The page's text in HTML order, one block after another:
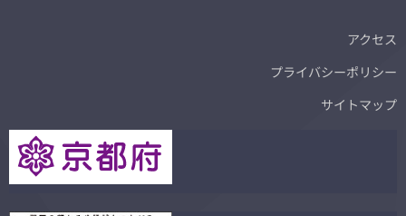
アクセス
プライバシーポリシー
サイトマップ